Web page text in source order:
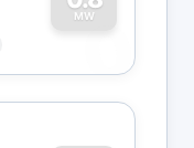
MW
0